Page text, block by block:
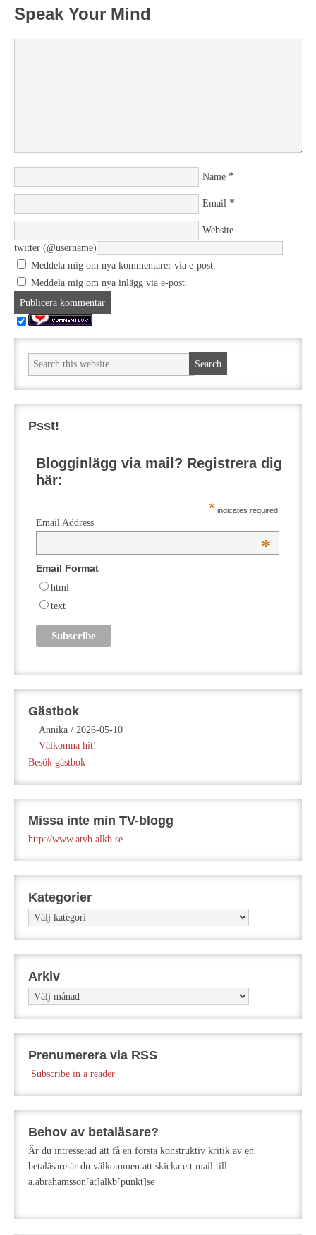
Speak Your Mind
Name *
Email *
Website
twitter (@username)
Meddela mig om nya kommentarer via e-post.
Meddela mig om nya inlägg via e-post.
Psst!
Blogginlägg via mail? Registrera dig
här:
* indicates required
Email Address
*
Email Format
html
text
Gästbok
Annika / 2026-05-10
Välkomna hit!
Besök gästbok
Missa inte min TV-blogg
http://www.atvb.alkb.se
Kategorier
Kategorier
Arkiv
Arkiv
Prenumerera via RSS
Subscribe in a reader
Behov av betaläsare?
Är du intresserad att få en första konstruktiv kritik av en
betaläsare är du välkommen att skicka ett mail till
a.abrahamsson[at]alkb[punkt]se